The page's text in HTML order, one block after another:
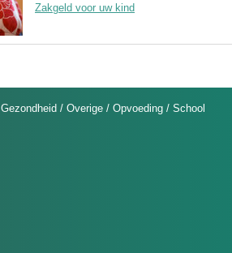
Zakgeld voor uw kind
Gezondheid / Overige / Opvoeding / School